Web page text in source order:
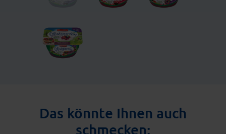
Das könnte Ihnen auch
schmecken: